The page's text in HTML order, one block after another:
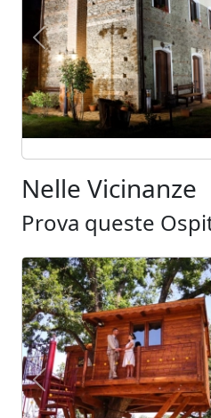
Previous
Nelle Vicinanze
Prova queste
Previous